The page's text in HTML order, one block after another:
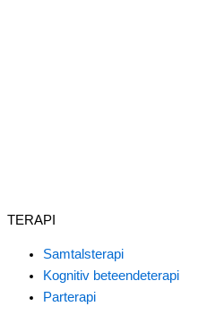
TERAPI
Samtalsterapi
Kognitiv beteendeterapi
Parterapi